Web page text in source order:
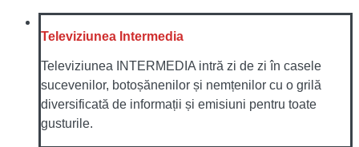
Televiziunea Intermedia
Televiziunea INTERMEDIA intră zi de zi în casele
sucevenilor, botoșănenilor și nemțenilor cu o grilă
diversificată de informații și emisiuni pentru toate
gusturile.